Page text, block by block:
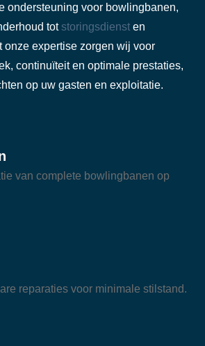
ondersteuning voor bowlingbanen,
tot storingsdienst en
onze expertise zorgen wij voor
continuïteit en optimale prestaties,
op uw gasten en exploitatie.
van complete bowlingbanen op
reparaties voor minimale stilstand.